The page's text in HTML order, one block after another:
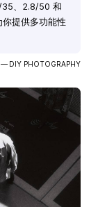
35、2.8/50 和
提供多功能性
— DIY PHOTOGRAPHY